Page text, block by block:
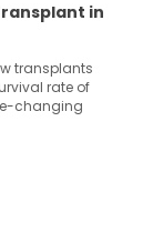
Frontal
is the most
lobe is a
various
with